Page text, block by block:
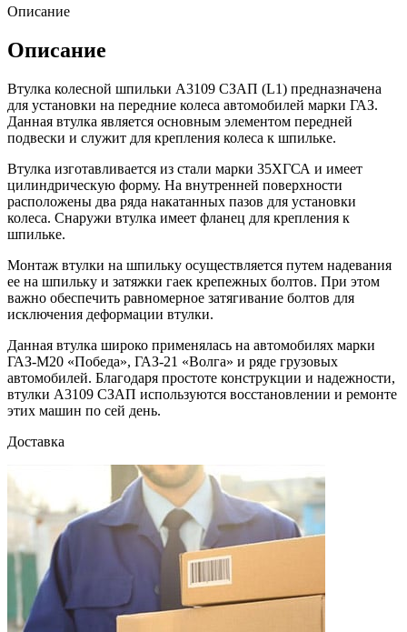
Описание
Описание
Втулка колесной шпильки A3109 СЗАП (L1) предназначена
для установки на передние колеса автомобилей марки ГАЗ.
Данная втулка является основным элементом передней
подвески и служит для крепления колеса к шпильке.
Втулка изготавливается из стали марки 35ХГСА и имеет
цилиндрическую форму. На внутренней поверхности
расположены два ряда накатанных пазов для установки
колеса. Снаружи втулка имеет фланец для крепления к
шпильке.
Монтаж втулки на шпильку осуществляется путем надевания
ее на шпильку и затяжки гаек крепежных болтов. При этом
важно обеспечить равномерное затягивание болтов для
исключения деформации втулки.
Данная втулка широко применялась на автомобилях марки
ГАЗ-М20 «Победа», ГАЗ-21 «Волга» и ряде грузовых
автомобилей. Благодаря простоте конструкции и надежности,
втулки A3109 СЗАП используются восстановлении и ремонте
этих машин по сей день.
Доставка